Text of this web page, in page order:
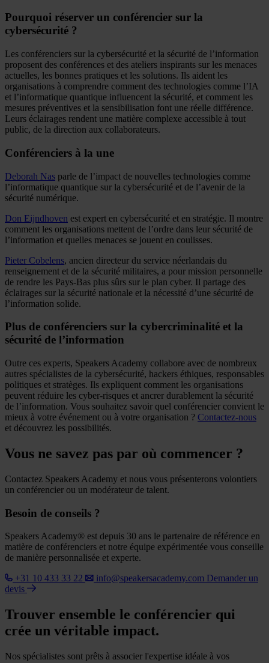
Pourquoi réserver un conférencier sur la
cybersécurité ?
Les conférenciers sur la cybersécurité et la sécurité de l’information
proposent des conférences et des ateliers inspirants sur les menaces
actuelles, les bonnes pratiques et les solutions. Ils aident les
organisations à comprendre comment des technologies comme l’IA
et l’informatique quantique influencent la sécurité, et comment les
mesures préventives et la sensibilisation font une réelle différence.
Leurs éclairages rendent une matière complexe accessible à tout
public, de la direction aux collaborateurs.
Conférenciers à la une
Deborah Nas parle de l’impact de nouvelles technologies comme
l’informatique quantique sur la cybersécurité et de l’avenir de la
sécurité numérique.
Don Eijndhoven est expert en cybersécurité et en stratégie. Il montre
comment les organisations mettent de l’ordre dans leur sécurité de
l’information et quelles menaces se jouent en coulisses.
Pieter Cobelens, ancien directeur du service néerlandais du
renseignement et de la sécurité militaires, a pour mission personnelle
de rendre les Pays-Bas plus sûrs sur le plan cyber. Il partage des
éclairages sur la sécurité nationale et la nécessité d’une sécurité de
l’information solide.
Plus de conférenciers sur la cybercriminalité et la
sécurité de l’information
Outre ces experts, Speakers Academy collabore avec de nombreux
autres spécialistes de la cybersécurité, hackers éthiques, responsables
politiques et stratèges. Ils expliquent comment les organisations
peuvent réduire les cyber-risques et ancrer durablement la sécurité
de l’information. Vous souhaitez savoir quel conférencier convient le
mieux à votre événement ou à votre organisation ? Contactez-nous
et découvrez les possibilités.
Vous ne savez pas par où commencer ?
Contactez Speakers Academy et nous vous présenterons volontiers
un conférencier ou un modérateur de talent.
Besoin de conseils ?
Speakers Academy® est depuis 30 ans le partenaire de référence en
matière de conférenciers et notre équipe expérimentée vous conseille
de manière personnalisée et experte.
+31 10 433 33 22
info@speakersacademy.com Demander un
devis
Trouver ensemble le conférencier qui
crée un véritable impact.
Nos spécialistes sont prêts à associer l'expertise idéale à vos